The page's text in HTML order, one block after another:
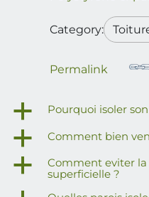
Category:
Permalink
a Pourquoi isoler
a Comment bien
a
Comment eviter
superficielle ?